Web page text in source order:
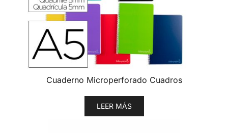
Cuaderno Microperforado Cuadros
LEER MÁS